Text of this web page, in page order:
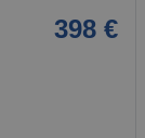
398 €